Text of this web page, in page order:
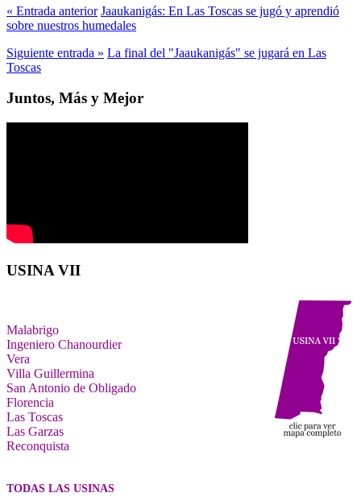
« Entrada anterior Jaaukanigás: En Las Toscas se jugó y aprendió
sobre nuestros humedales
Siguiente entrada » La final del "Jaaukanigás" se jugará en Las
Toscas
Juntos, Más y Mejor
USINA VII
Malabrigo
Ingeniero Chanourdier
Vera
Villa Guillermina
San Antonio de Obligado
Florencia
Las Toscas
Las Garzas
Reconquista
TODAS LAS USINAS